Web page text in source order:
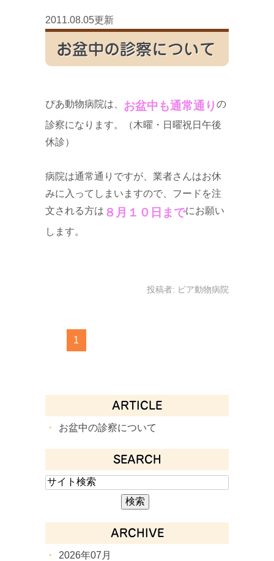
2011.08.05更新
お盆中の診察について
ぴあ動物病院は、 お盆中も通常通り の
診察になります。（木曜・日曜祝日午後
休診）
病院は通常通りですが、業者さんはお休
みに入ってしまいますので、フードを注
文される方は ８月１０日までにお願い
します。
投稿者: ピア動物病院
1
ARTICLE
お盆中の診察について
SEARCH
ARCHIVE
2026年07月